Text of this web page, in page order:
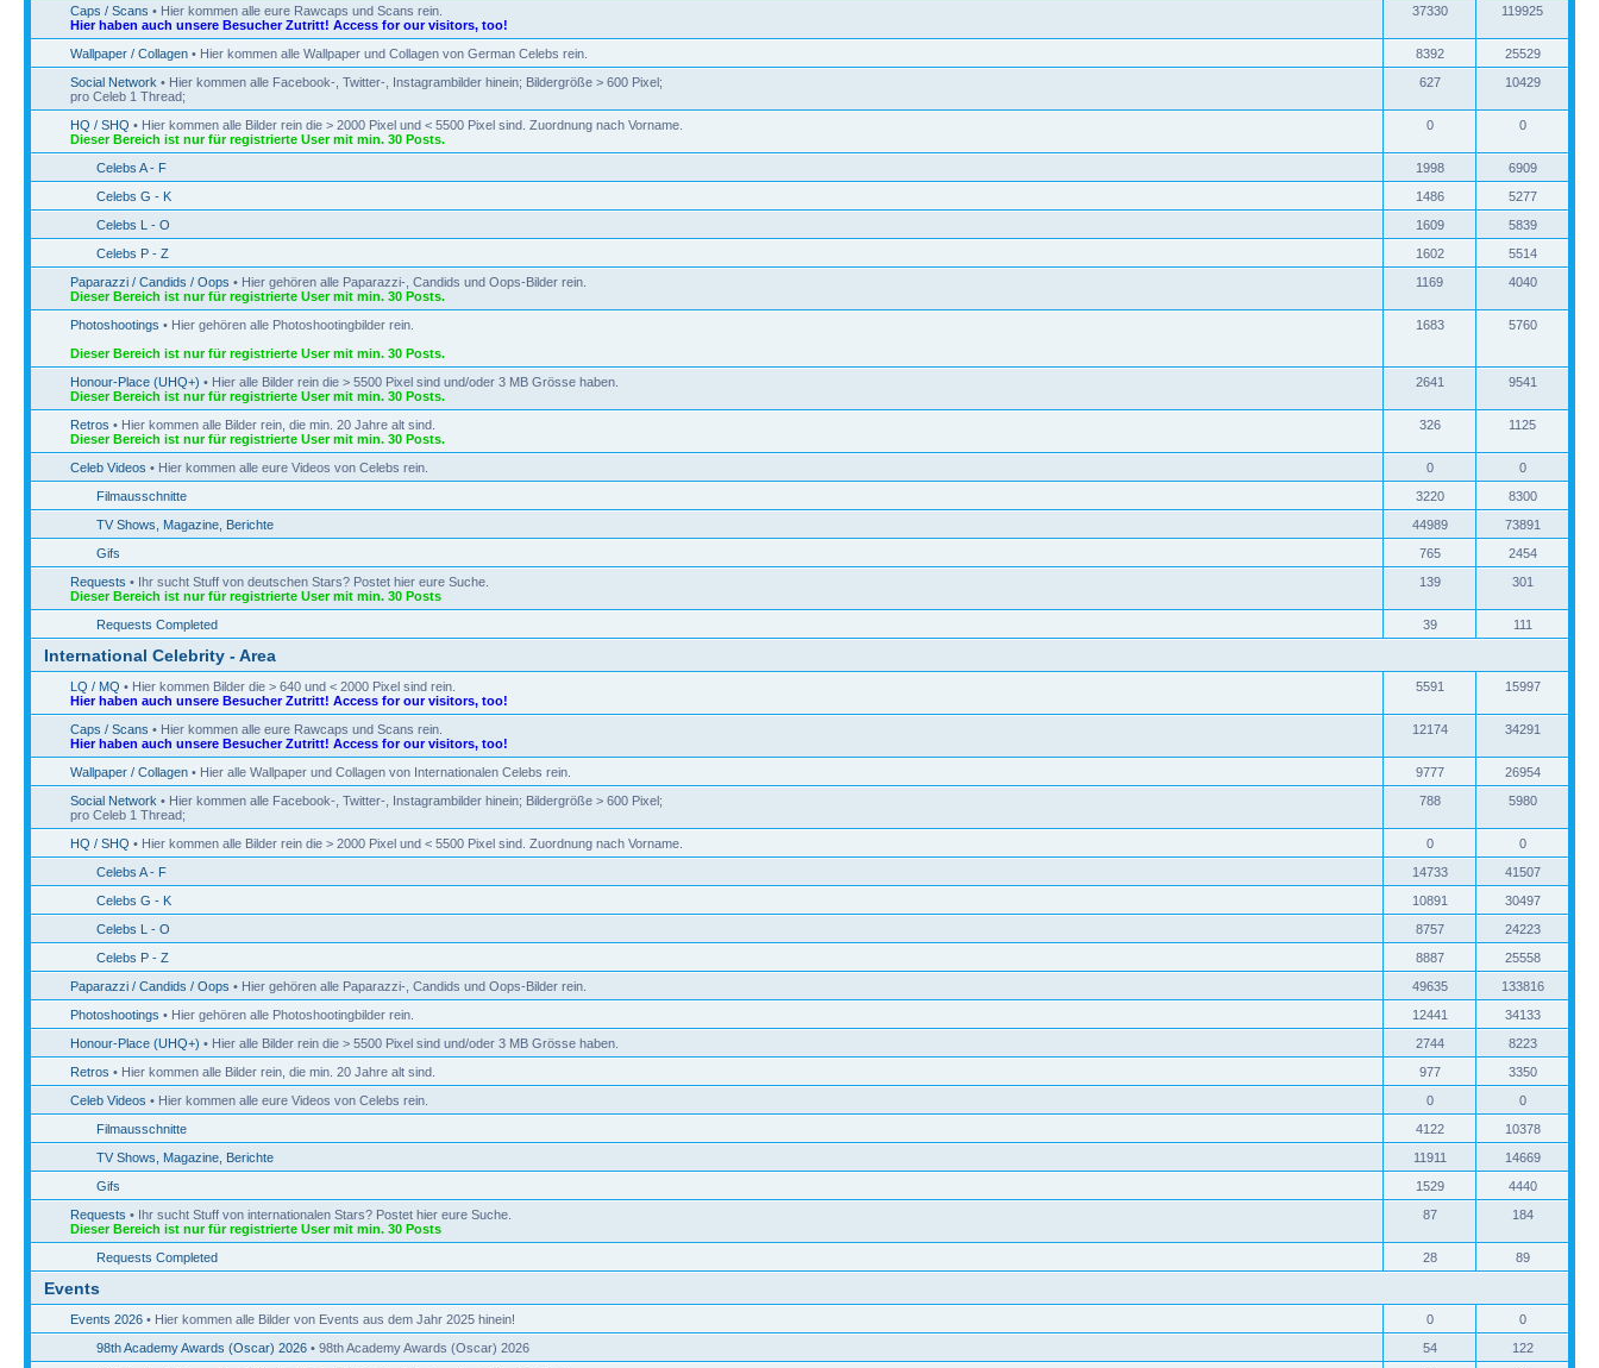
Caps / Scans • Hier kommen alle eure Rawcaps und Scans rein.
Hier haben auch unsere Besucher Zutritt! Access for our visitors, too!
37330 119925
Wallpaper / Collagen • Hier kommen alle Wallpaper und Collagen von German Celebs rein. 8392
25529
Social Network • Hier kommen alle Facebook-, Twitter-, Instagrambilder hinein; Bildergröße > 600 Pixel;
pro Celeb 1 Thread;
627 10429
HQ / SHQ • Hier kommen alle Bilder rein die > 2000 Pixel und < 5500 Pixel sind. Zuordnung nach Vorname.
Dieser Bereich ist nur für registrierte User mit min. 30 Posts.
0 0
Celebs A - F 1998
6909
Celebs G - K
1486
5277
Celebs L - O
1609
5839
Celebs P - Z
1602
5514
Paparazzi / Candids / Oops • Hier gehören alle Paparazzi-, Candids und Oops-Bilder rein.
Dieser Bereich ist nur für registrierte User mit min. 30 Posts.
1169 4040
Photoshootings • Hier gehören alle Photoshootingbilder rein.
Dieser Bereich ist nur für registrierte User mit min. 30 Posts.
1683 5760
Honour-Place (UHQ+) • Hier alle Bilder rein die > 5500 Pixel sind und/oder 3 MB Grösse haben.
Dieser Bereich ist nur für registrierte User mit min. 30 Posts.
2641 9541
Retros • Hier kommen alle Bilder rein, die min. 20 Jahre alt sind.
Dieser Bereich ist nur für registrierte User mit min. 30 Posts.
326 1125
Celeb Videos • Hier kommen alle eure Videos von Celebs rein. 0
0
Filmausschnitte
3220
8300
TV Shows, Magazine, Berichte
44989
73891
Gifs
765
2454
Requests • Ihr sucht Stuff von deutschen Stars? Postet hier eure Suche.
Dieser Bereich ist nur für registrierte User mit min. 30 Posts
139 301
Requests Completed 39 111
International Celebrity - Area
LQ / MQ • Hier kommen Bilder die > 640 und < 2000 Pixel sind rein.
Hier haben auch unsere Besucher Zutritt! Access for our visitors, too!
5591 15997
Caps / Scans • Hier kommen alle eure Rawcaps und Scans rein.
Hier haben auch unsere Besucher Zutritt! Access for our visitors, too!
12174 34291
Wallpaper / Collagen • Hier alle Wallpaper und Collagen von Internationalen Celebs rein. 9777
26954
Social Network • Hier kommen alle Facebook-, Twitter-, Instagrambilder hinein; Bildergröße > 600 Pixel;
pro Celeb 1 Thread;
788 5980
HQ / SHQ • Hier kommen alle Bilder rein die > 2000 Pixel und < 5500 Pixel sind. Zuordnung nach Vorname. 0
0
Celebs A - F
14733
41507
Celebs G - K
10891
30497
Celebs L - O
8757
24223
Celebs P - Z
8887
25558
Paparazzi / Candids / Oops • Hier gehören alle Paparazzi-, Candids und Oops-Bilder rein. 49635
133816
Photoshootings • Hier gehören alle Photoshootingbilder rein. 12441
34133
Honour-Place (UHQ+) • Hier alle Bilder rein die > 5500 Pixel sind und/oder 3 MB Grösse haben. 2744
8223
Retros • Hier kommen alle Bilder rein, die min. 20 Jahre alt sind. 977
3350
Celeb Videos • Hier kommen alle eure Videos von Celebs rein. 0
0
Filmausschnitte
4122
10378
TV Shows, Magazine, Berichte
11911
14669
Gifs
1529
4440
Requests • Ihr sucht Stuff von internationalen Stars? Postet hier eure Suche.
Dieser Bereich ist nur für registrierte User mit min. 30 Posts
87 184
Requests Completed 28 89
Events
Events 2026 • Hier kommen alle Bilder von Events aus dem Jahr 2025 hinein! 0
0
98th Academy Awards (Oscar) 2026 • 98th Academy Awards (Oscar) 2026 54
122